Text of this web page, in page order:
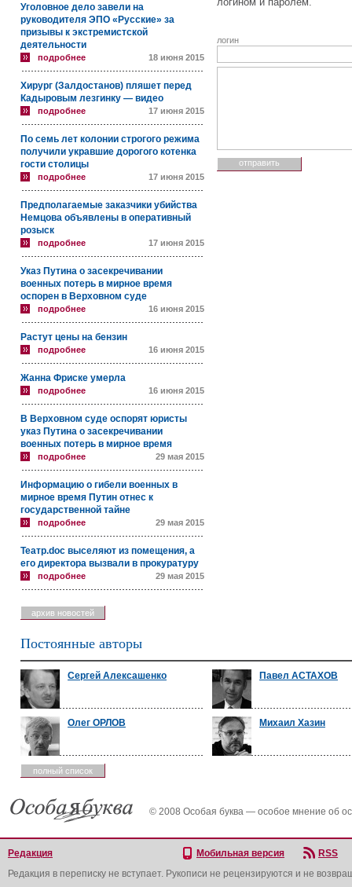
Уголовное дело завели на
руководителя ЭПО «Русские» за
призывы к экстремистской
деятельности
подробнее 18 июня 2015
Хирург (Залдостанов) пляшет перед
Кадыровым лезгинку — видео
подробнее 17 июня 2015
По семь лет колонии строгого режима
получили укравшие дорогого котенка
гости столицы
подробнее 17 июня 2015
Предполагаемые заказчики убийства
Немцова объявлены в оперативный
розыск
подробнее 17 июня 2015
Указ Путина о засекречивании
военных потерь в мирное время
оспорен в Верховном суде
подробнее 16 июня 2015
Растут цены на бензин
подробнее 16 июня 2015
Жанна Фриске умерла
подробнее 16 июня 2015
В Верховном суде оспорят юристы
указ Путина о засекречивании
военных потерь в мирное время
подробнее 29 мая 2015
Информацию о гибели военных в
мирное время Путин отнес к
государственной тайне
подробнее 29 мая 2015
Театр.doc выселяют из помещения, а
его директора вызвали в прокуратуру
подробнее 29 мая 2015
архив новостей
логин
Постоянные авторы
Сергей Алексашенко Павел АСТАХОВ
Олег ОРЛОВ Михаил Хазин
полный список
© 2008 Особая буква — особое мнение об
Редакция Мобильная версия
RSS
Редакция в переписку не вступает. Рукописи не рецензируются и не